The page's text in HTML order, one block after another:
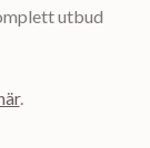
utbud
.